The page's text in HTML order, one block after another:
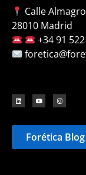
Calle
28010 Madrid
+34 91
Forética Blog